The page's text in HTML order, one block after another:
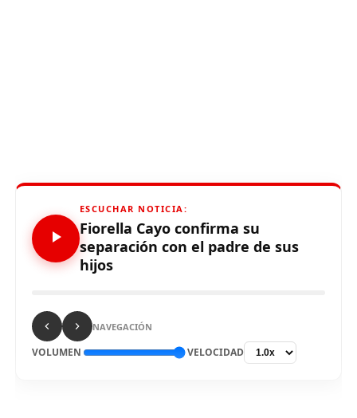
ESCUCHAR NOTICIA:
Fiorella Cayo confirma su
separación con el padre de sus
hijos
NAVEGACIÓN
VOLUMEN VELOCIDAD